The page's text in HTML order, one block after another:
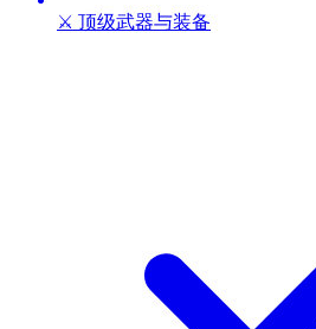
⚔️ 顶级武器与装备